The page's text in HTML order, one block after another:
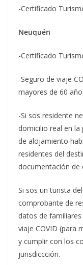
-Certificado
Neuquén
-Certificado
-Seguro de viaje
mayores de 60
-Si sos residente
domicilio real en
de alojamiento
residentes del
documentación de
Si sos un turista
comprobante de
datos de
viaje COVID (para
y cumplir con los
jurisdiccción.